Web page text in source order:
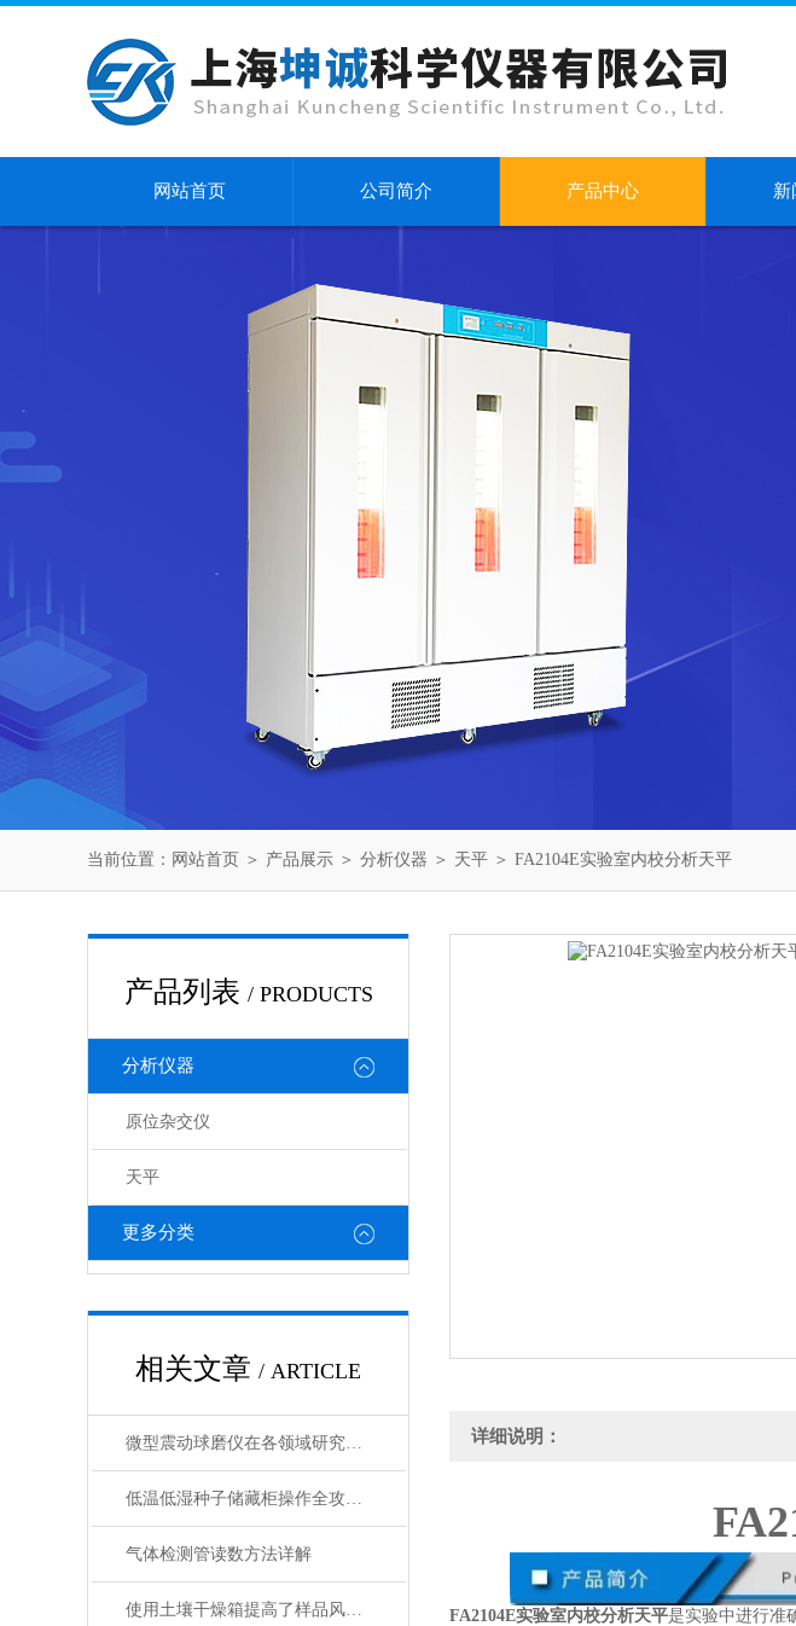
网站首页 公司简介 产品中心 新
当前位置： 网站首页 ＞ 产品展示 ＞ 分析仪器 ＞ 天平 ＞ FA2104E实验室内校分析天平
产品列表 / PRODUCTS
分析仪器
原位杂交仪
天平
更多分类
相关文章 / ARTICLE
微型震动球磨仪在各领域研究中的应用
低温低湿种子储藏柜操作全攻略：从准备到维护的标准化流程
气体检测管读数方法详解
使用土壤干燥箱提高了样品风干效率
详细说明：
FA2104E实验室内校分析天平是实验中进行准